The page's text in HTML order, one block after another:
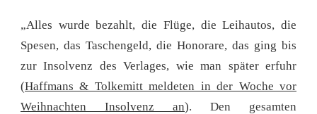
„Alles wurde bezahlt, die Flüge, die Leihautos, die
Spesen, das Taschengeld, die Honorare, das ging bis
zur Insolvenz des Verlages, wie man später erfuhr
(Haffmans & Tolkemitt meldeten in der Woche vor
Weihnachten Insolvenz an). Den gesamten